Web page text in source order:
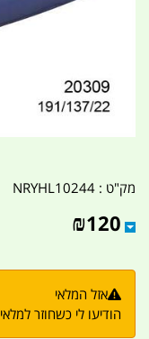
מק"ט : NRYHL10244
₪120
אזל המלאי
הודיעו לי כשחוזר למלאי